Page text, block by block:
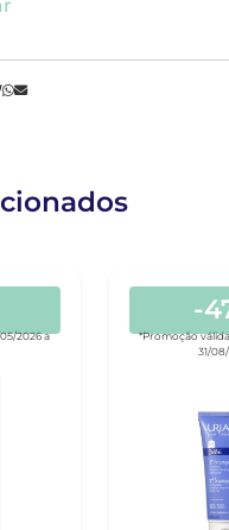
2026 a
-
*Promoção
31/